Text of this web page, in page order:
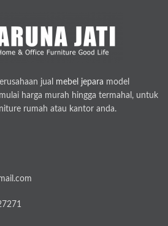
jual mebel jepara model
harga murah hingga termahal, untuk
rumah atau kantor anda.